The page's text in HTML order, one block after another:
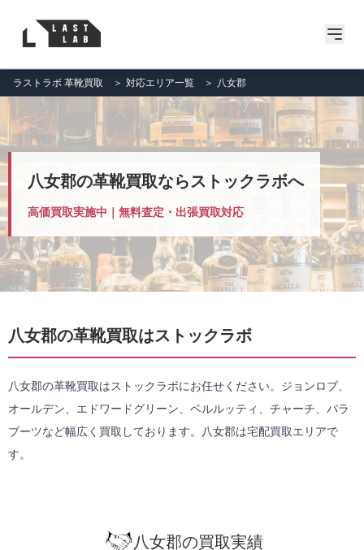
ラストラボ 革靴買取 ＞ 対応エリア一覧 ＞ 八女郡
八女郡の革靴買取ならストックラボへ
高価買取実施中｜無料査定・出張買取対応
八女郡の革靴買取はストックラボ
八女郡の革靴買取はストックラボにお任せください。ジョンロブ、
オールデン、エドワードグリーン、ベルルッティ、チャーチ、パラ
ブーツなど幅広く買取しております。八女郡は宅配買取エリアで
す。
八女郡の買取実績